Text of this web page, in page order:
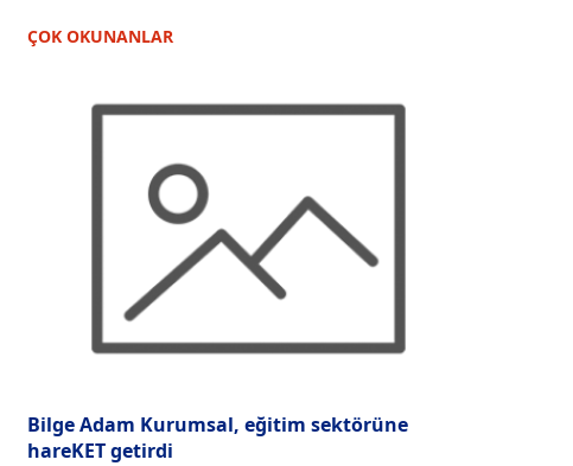
ÇOK OKUNANLAR
Bilge Adam Kurumsal, eğitim sektörüne
hareKET getirdi